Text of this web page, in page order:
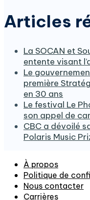
Articles
La SOCAN et
entente visant
Le
première
en 30 ans
Le festival Le
son appel de
CBC a dévoilé
Polaris Music
À propos
Politique de
Nous contacter
Carrières